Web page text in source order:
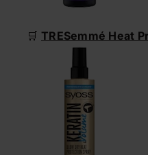
🛒 TRESemmé Heat